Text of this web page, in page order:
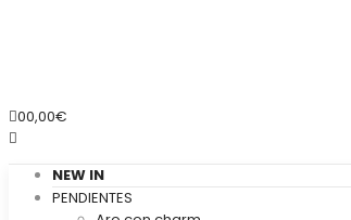
00,00€
NEW IN
PENDIENTES